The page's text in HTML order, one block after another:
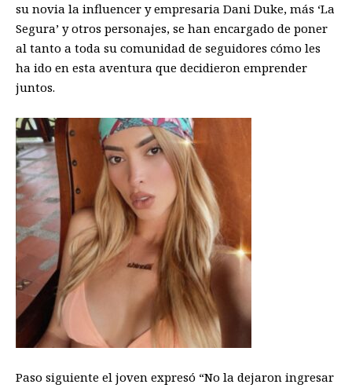
su novia la influencer y empresaria Dani Duke, más ‘La
Segura’ y otros personajes, se han encargado de poner
al tanto a toda su comunidad de seguidores cómo les
ha ido en esta aventura que decidieron emprender
juntos.
Paso siguiente el joven expresó “No la dejaron ingresar